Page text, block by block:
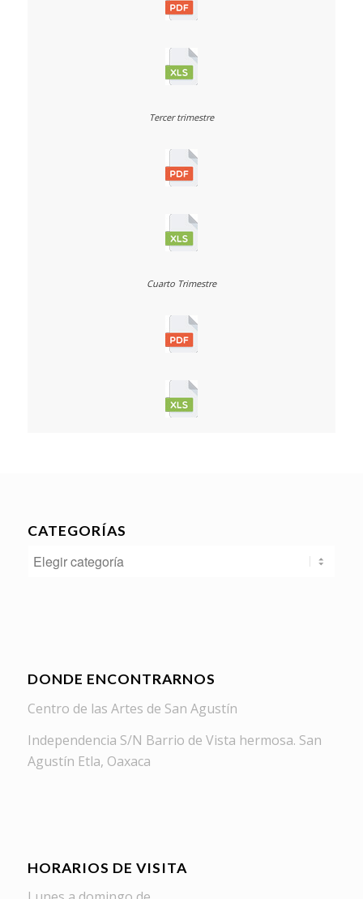
CATEGORÍAS
Categorías
DONDE ENCONTRARNOS
Centro de las Artes de San Agustín
Independencia S/N Barrio de Vista hermosa. San
Agustín Etla, Oaxaca
HORARIOS DE VISITA